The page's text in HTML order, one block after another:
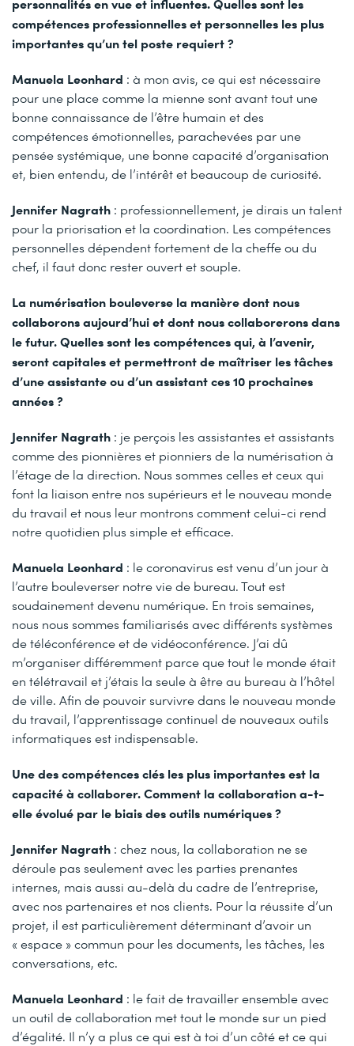
compétences professionnelles et personnelles les plus
importantes qu’un tel poste requiert ?
Manuela Leonhard : à mon avis, ce qui est nécessaire
pour une place comme la mienne sont avant tout une
bonne connaissance de l’être humain et des
compétences émotionnelles, parachevées par une
pensée systémique, une bonne capacité d’organisation
et, bien entendu, de l’intérêt et beaucoup de curiosité.
Jennifer Nagrath : professionnellement, je dirais un talent
pour la priorisation et la coordination. Les compétences
personnelles dépendent fortement de la cheffe ou du
chef, il faut donc rester ouvert et souple.
La numérisation bouleverse la manière dont nous
collaborons aujourd’hui et dont nous collaborerons dans
le futur. Quelles sont les compétences qui, à l’avenir,
seront capitales et permettront de maîtriser les tâches
d’une assistante ou d’un assistant ces 10 prochaines
années ?
Jennifer Nagrath : je perçois les assistantes et assistants
comme des pionnières et pionniers de la numérisation à
l’étage de la direction. Nous sommes celles et ceux qui
font la liaison entre nos supérieurs et le nouveau monde
du travail et nous leur montrons comment celui-ci rend
notre quotidien plus simple et efficace.
Manuela Leonhard : le coronavirus est venu d’un jour à
l’autre bouleverser notre vie de bureau. Tout est
soudainement devenu numérique. En trois semaines,
nous nous sommes familiarisés avec différents systèmes
de téléconférence et de vidéoconférence. J’ai dû
m’organiser différemment parce que tout le monde était
en télétravail et j’étais la seule à être au bureau à l’hôtel
de ville. Afin de pouvoir survivre dans le nouveau monde
du travail, l’apprentissage continuel de nouveaux outils
informatiques est indispensable.
Une des compétences clés les plus importantes est la
capacité à collaborer. Comment la collaboration a-t-
elle évolué par le biais des outils numériques ?
Jennifer Nagrath : chez nous, la collaboration ne se
déroule pas seulement avec les parties prenantes
internes, mais aussi au-delà du cadre de l’entreprise,
avec nos partenaires et nos clients. Pour la réussite d’un
projet, il est particulièrement déterminant d’avoir un
« espace » commun pour les documents, les tâches, les
conversations, etc.
Manuela Leonhard : le fait de travailler ensemble avec
un outil de collaboration met tout le monde sur un pied
d’égalité. Il n’y a plus ce qui est à toi d’un côté et ce qui